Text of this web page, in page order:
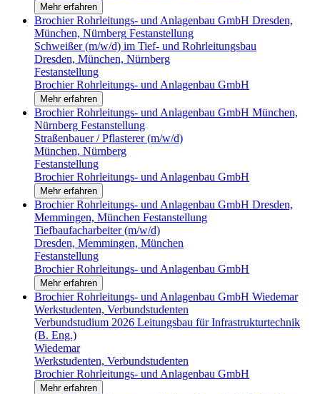
Mehr erfahren
Brochier Rohrleitungs- und Anlagenbau GmbH Dresden,
München, Nürnberg Festanstellung
Schweißer (m/w/d) im Tief- und Rohrleitungsbau
Dresden, München, Nürnberg
Festanstellung
Brochier Rohrleitungs- und Anlagenbau GmbH
Mehr erfahren
Brochier Rohrleitungs- und Anlagenbau GmbH München,
Nürnberg Festanstellung
Straßenbauer / Pflasterer (m/w/d)
München, Nürnberg
Festanstellung
Brochier Rohrleitungs- und Anlagenbau GmbH
Mehr erfahren
Brochier Rohrleitungs- und Anlagenbau GmbH Dresden,
Memmingen, München Festanstellung
Tiefbaufacharbeiter (m/w/d)
Dresden, Memmingen, München
Festanstellung
Brochier Rohrleitungs- und Anlagenbau GmbH
Mehr erfahren
Brochier Rohrleitungs- und Anlagenbau GmbH Wiedemar
Werkstudenten, Verbundstudenten
Verbundstudium 2026 Leitungsbau für Infrastrukturtechnik
(B. Eng.)
Wiedemar
Werkstudenten, Verbundstudenten
Brochier Rohrleitungs- und Anlagenbau GmbH
Mehr erfahren